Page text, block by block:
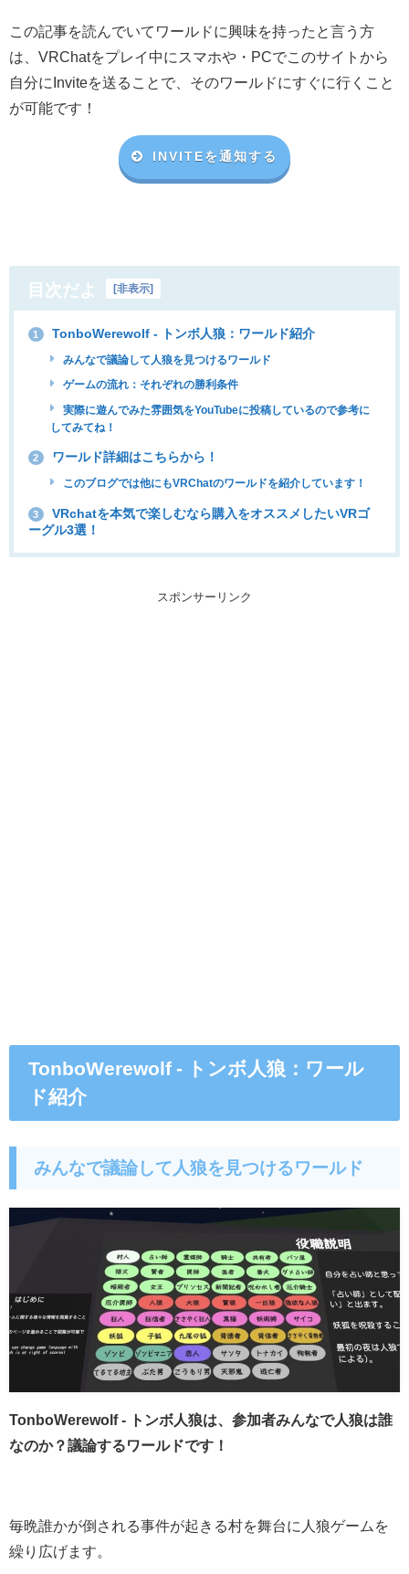
この記事を読んでいてワールドに興味を持ったと言う方
は、VRChatをプレイ中にスマホや・ PCでこのサイトから
自分に Inviteを送ることで、そのワールドにすぐに行くこと
が可能です！
INVITEを通知する
目次だよ [非表示]
1 TonboWerewolf - トンボ人狼：ワールド紹介
みんなで議論して人狼を見つけるワールド
ゲームの流れ：それぞれの勝利条件
実際に遊んでみた雰囲気をYouTubeに投稿しているので参考に
してみてね！
2 ワールド詳細はこちらから！
このブログでは他にもVRChatのワールドを紹介しています！
3
VRchatを本気で楽しむなら購入をオススメしたいVRゴ
ーグル3選！
スポンサーリンク
TonboWerewolf - トンボ人狼：ワール
ド紹介
みんなで議論して人狼を見つけるワールド
TonboWerewolf - トンボ人狼は、参加者みんなで人狼は誰
なのか？議論するワールドです！
毎晩誰かが倒される事件が起きる村を舞台に人狼ゲームを
繰り広げます。